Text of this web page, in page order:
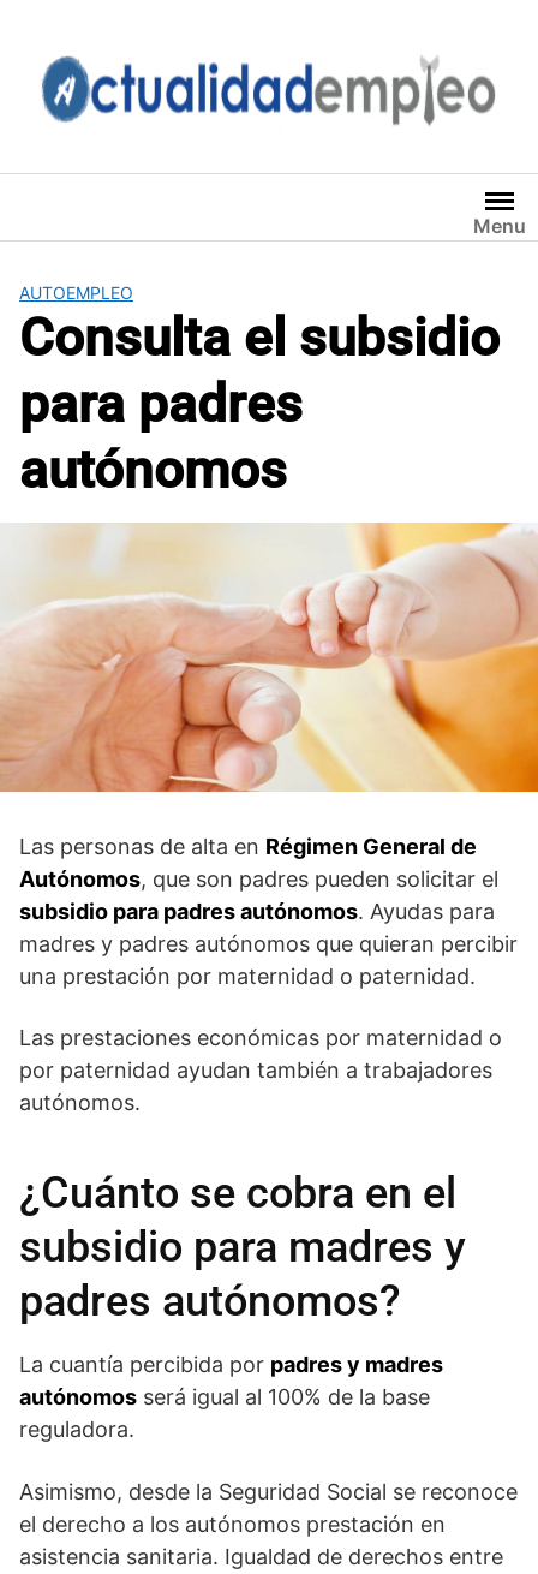
contenido
Menu
AUTOEMPLEO
Consulta el subsidio
para padres
autónomos
Las personas de alta en Régimen General de
Autónomos, que son padres pueden solicitar el
subsidio para padres autónomos. Ayudas para
madres y padres autónomos que quieran percibir
una prestación por maternidad o paternidad.
Las prestaciones económicas por maternidad o
por paternidad ayudan también a trabajadores
autónomos.
¿Cuánto se cobra en el
subsidio para madres y
padres autónomos?
La cuantía percibida por padres y madres
autónomos será igual al 100% de la base
reguladora.
Asimismo, desde la Seguridad Social se reconoce
el derecho a los autónomos prestación en
asistencia sanitaria. Igualdad de derechos entre